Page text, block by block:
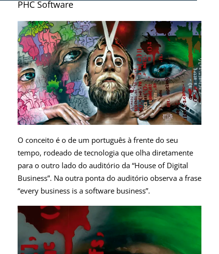
PHC Software
O conceito é o de um português à frente do seu
tempo, rodeado de tecnologia que olha diretamente
para o outro lado do auditório da “House of Digital
Business”. Na outra ponta do auditório observa a frase
“every business is a software business”.